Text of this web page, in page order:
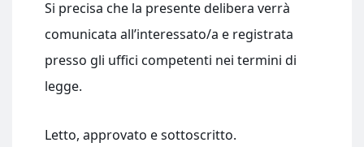
Si precisa che la presente delibera verrà
comunicata all’interessato/a e registrata
presso gli uffici competenti nei termini di
legge.
Letto, approvato e sottoscritto.